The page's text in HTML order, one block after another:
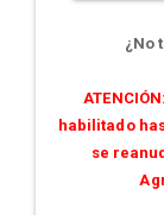
¿No
habilitado
se